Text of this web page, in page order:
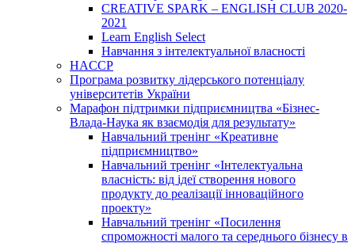
CREATIVE SPARK – ENGLISH CLUB 2020-
2021
Learn English Select
Навчання з інтелектуальної власності
HACCP
Програма розвитку лідерського потенціалу
університетів України
Марафон підтримки підприємництва «Бізнес-
Влада-Наука як взаємодія для результату»
Навчальний тренінг «Креативне
підприємництво»
Навчальний тренінг «Інтелектуальна
власність: від ідеї створення нового
продукту до реалізації інноваційного
проекту»
Навчальний тренінг «Посилення
спроможності малого та середнього бізнесу в